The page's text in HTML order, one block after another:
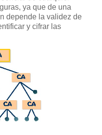
ya que de una
depende la validez de
y cifrar las